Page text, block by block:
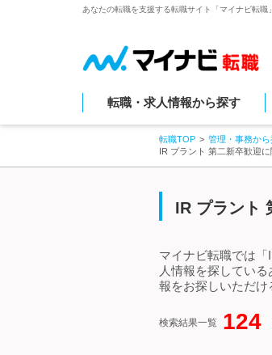
あなたの転職を支援する転職サイト「マイナビ転
転職・求人情報から探す
転職TOP 管理・事務から
IR プラント 第二新卒歓迎
IR プラント
マイナビ転職では
人情報を探してい
報をお探しいただ
検索結果一覧 124